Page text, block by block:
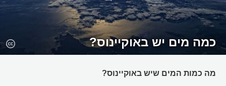
כמה מים יש באוקיינוס?
מה כמות המים שיש באוקיינוס?